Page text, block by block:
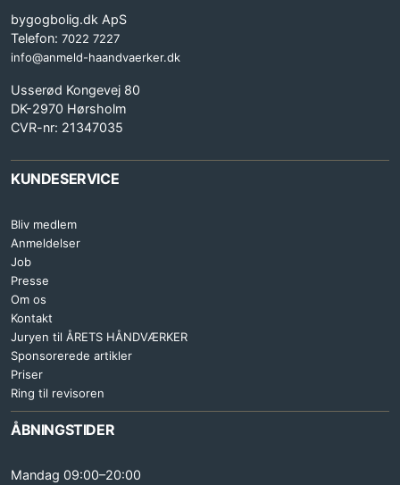
bygogbolig.dk ApS
Telefon: 7022 7227
info@anmeld-haandvaerker.dk
Usserød Kongevej 80
DK-2970 Hørsholm
CVR-nr: 21347035
KUNDESERVICE
Bliv medlem
Anmeldelser
Job
Presse
Om os
Kontakt
Juryen til ÅRETS HÅNDVÆRKER
Sponsorerede artikler
Priser
Ring til revisoren
ÅBNINGSTIDER
Mandag 09:00–20:00